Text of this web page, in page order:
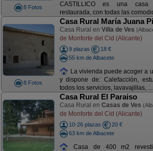
8 Fotos
CASTILLICO es una casa
restaurada, con todas las
8 Fotos
Casa Rural María Juana
Casa Rural en Villa de Ves
de Monforte del Cid (Alicante)
9 plazas
18 €
55 km de Albacete
La vivienda puede acoger a
y dispone de: Calefacción,
todos los servicios, lavavajillas, ...
Casa Rural El Paraiso
Casa Rural en Casas de Ves
de Monforte del Cid (Alicante)
10-26 plazas
20 €
63 km de Albacete
Casa de 400 m2